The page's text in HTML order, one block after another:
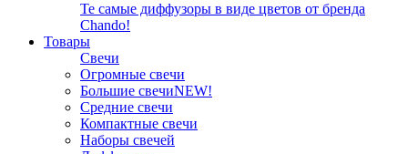
Те самые диффузоры в виде цветов от бренда
Chando!
Товары
Свечи
Огромные свечи
Большие свечиNEW!
Средние свечи
Компактные свечи
Наборы свечей